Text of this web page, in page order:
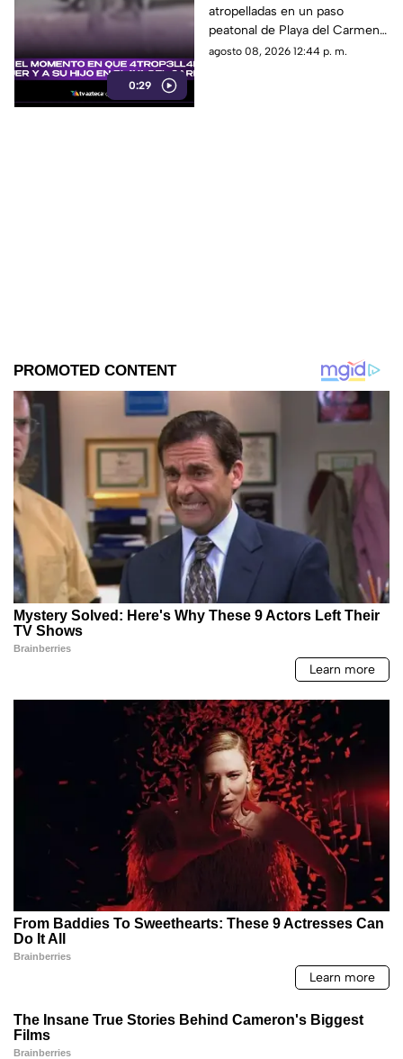
0:29
y a su hijo en un paso
peatonal de Playa del
Carmen
atropelladas en un paso
peatonal de Playa del Carmen.
Cámara de seguridad captó el
agosto 08, 2026 12:44 p. m.